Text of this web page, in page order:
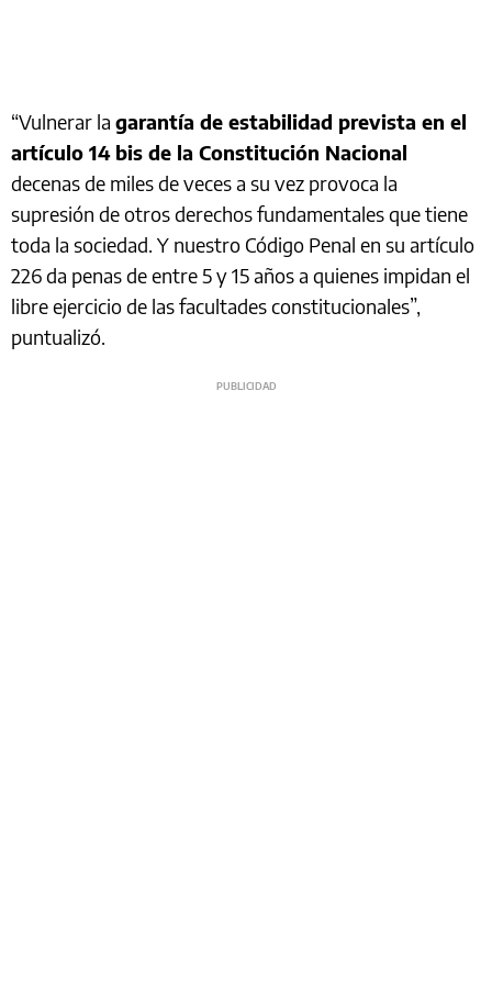
“Vulnerar la garantía de estabilidad prevista en el
artículo 14 bis de la Constitución Nacional
decenas de miles de veces a su vez provoca la
supresión de otros derechos fundamentales que tiene
toda la sociedad. Y nuestro Código Penal en su artículo
226 da penas de entre 5 y 15 años a quienes impidan el
libre ejercicio de las facultades constitucionales”,
puntualizó.